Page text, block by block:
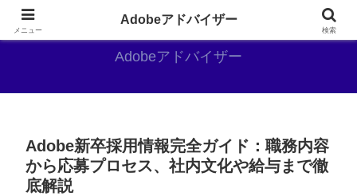
Adobe好きのAdobe推しブログ
Adobeアドバイザー
Adobe新卒採用情報完全ガイド：職務内容
から応募プロセス、社内文化や給与まで徹
底解説
メニュー
Adobeアドバイザー
検索